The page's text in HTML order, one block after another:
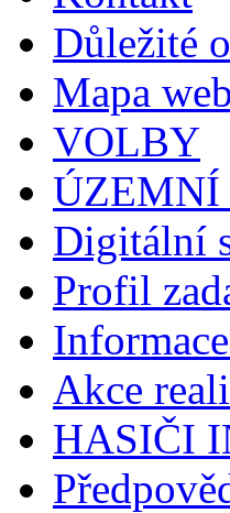
Důležité
Mapa
VOLBY
ÚZEMNÍ
Digitální
Profil
Akce
HASIČI